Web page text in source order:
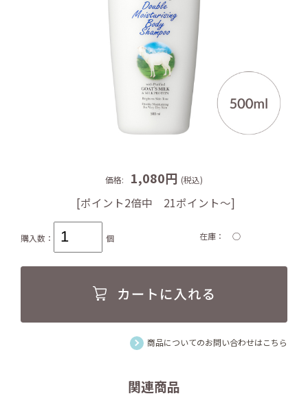
価格: 1,080円 (税込)
[ポイント2倍中 21ポイント～]
購入数： 個 在庫 ○
商品についてのお問い合わせはこちら
関連商品